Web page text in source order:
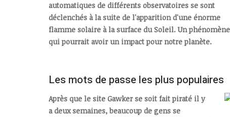
automatiques de différents observatoires se sont
déclenchés à la suite de l'apparition d'une énorme
flamme solaire à la surface du Soleil. Un phénomène
qui pourrait avoir un impact pour notre planète.
Les mots de passe les plus populaires
Après que le site Gawker se soit fait piraté il y
a deux semaines, beaucoup de gens se